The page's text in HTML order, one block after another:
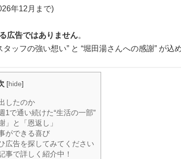
年12月まで)
広告ではありません。
ッフの強い想い” と “堀田湯さんへの感謝” が込
[hide]
したのか
で通い続けた“生活の一部”
」と「恩返し」
ができる喜び
広告を探してみてください
事で詳しく紹介中！